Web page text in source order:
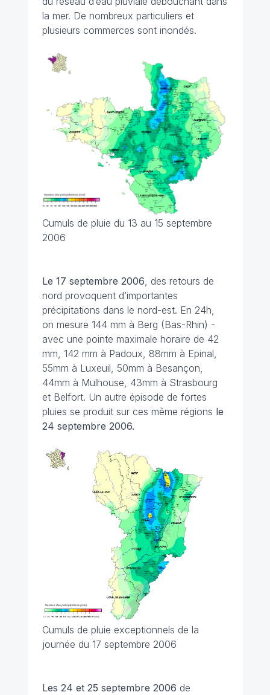
la mer. De nombreux particuliers et
plusieurs commerces sont inondés.
Cumuls de pluie du 13 au 15 septembre
2006
Le 17 septembre 2006, des retours de
nord provoquent d’importantes
précipitations dans le nord-est. En 24h,
on mesure 144 mm à Berg (Bas-Rhin) -
avec une pointe maximale horaire de 42
mm, 142 mm à Padoux, 88mm à Epinal,
55mm à Luxeuil, 50mm à Besançon,
44mm à Mulhouse, 43mm à Strasbourg
et Belfort. Un autre épisode de fortes
pluies se produit sur ces même régions le
24 septembre 2006.
Cumuls de pluie exceptionnels de la
journée du 17 septembre 2006
Les 24 et 25 septembre 2006 de